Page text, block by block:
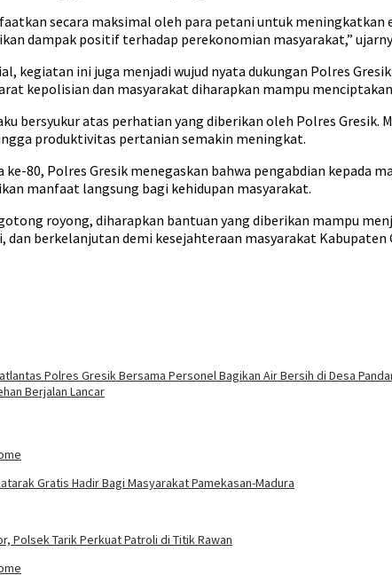
secara maksimal oleh para petani untuk
dampak positif terhadap perekonomian masyarakat,”
kegiatan ini juga menjadi wujud nyata dukungan Polres
kepolisian dan masyarakat diharapkan mampu
bersyukur atas perhatian yang diberikan oleh Polres
produktivitas pertanian semakin meningkat.
80, Polres Gresik menegaskan bahwa pengabdian
manfaat langsung bagi kehidupan masyarakat.
royong, diharapkan bantuan yang diberikan mampu
berkelanjutan demi kesejahteraan masyarakat Kabupaten
Polres Gresik Bersama Personel Bagikan Air Bersih di Desa
Berjalan Lancar
Gratis Hadir Bagi Masyarakat Pamekasan-Madura
Polsek Tarik Perkuat Patroli di Titik Rawan